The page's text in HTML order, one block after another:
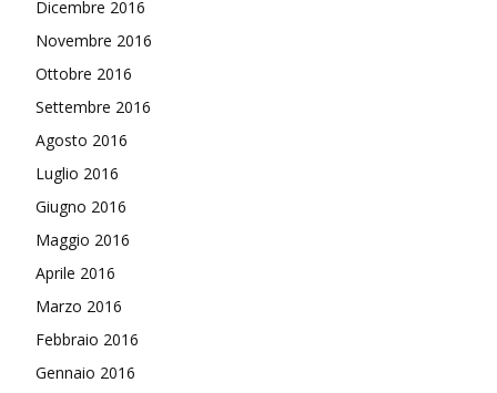
Dicembre 2016
Novembre 2016
Ottobre 2016
Settembre 2016
Agosto 2016
Luglio 2016
Giugno 2016
Maggio 2016
Aprile 2016
Marzo 2016
Febbraio 2016
Gennaio 2016